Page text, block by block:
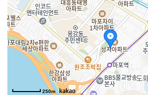
250m